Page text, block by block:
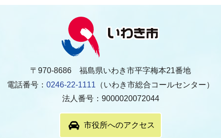
〒970-8686 福島県いわき市平字梅本21番地
電話番号： 0246-22-1111 （いわき市総合コールセンター）
法人番号：9000020072044
市役所へのアクセス